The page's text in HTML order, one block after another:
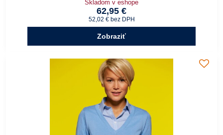
Skladom v eshope
62,95 €
52,02 € bez DPH
Zobraziť